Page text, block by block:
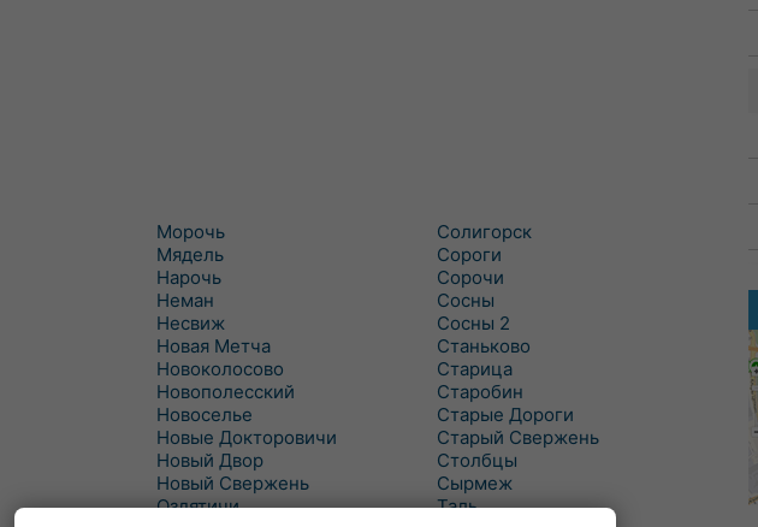
Морочь
Мядель
Нарочь
Неман
Несвиж
Новая Метча
Новоколосово
Новополесский
Новоселье
Новые Докторовичи
Новый Двор
Новый Свержень
Оздятичи
Солигорск
Сороги
Сорочи
Сосны
Сосны 2
Станьково
Старица
Старобин
Старые Дороги
Старый Свержень
Столбцы
Сырмеж
Таль